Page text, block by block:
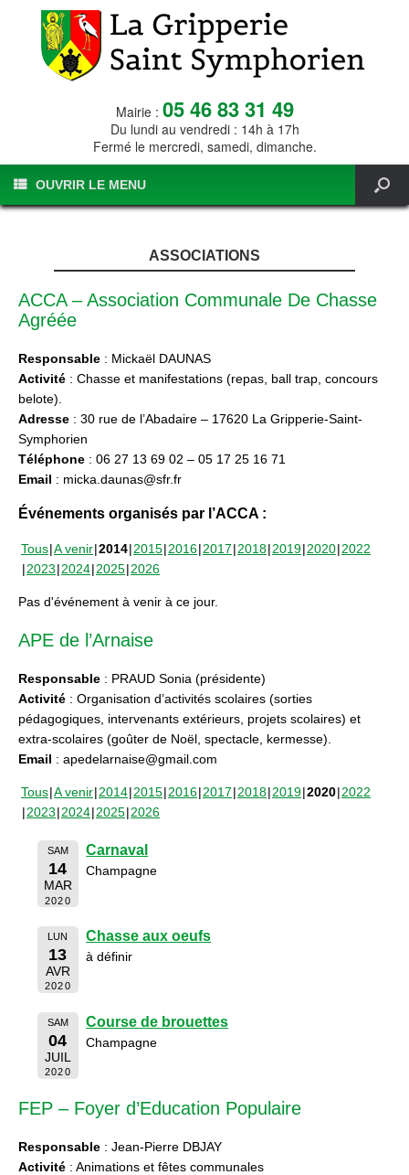
Mairie : 05 46 83 31 49
Du lundi au vendredi : 14h à 17h
Fermé le mercredi, samedi, dimanche.
OUVRIR LE MENU
ASSOCIATIONS
ACCA – Association Communale De Chasse
Agréée
Responsable : Mickaël DAUNAS
Activité : Chasse et manifestations (repas, ball trap, concours
belote).
Adresse : 30 rue de l’Abadaire – 17620 La Gripperie-Saint-
Symphorien
Téléphone : 06 27 13 69 02 – 05 17 25 16 71
Email : micka.daunas@sfr.fr
Événements organisés par l’ACCA :
Tous A venir 2014 2015 2016 2017 2018 2019 2020 2022
2023 2024 2025 2026
Pas d'événement à venir à ce jour.
APE de l’Arnaise
Responsable : PRAUD Sonia (présidente)
Activité : Organisation d’activités scolaires (sorties
pédagogiques, intervenants extérieurs, projets scolaires) et
extra-scolaires (goûter de Noël, spectacle, kermesse).
Email : apedelarnaise@gmail.com
Tous A venir 2014 2015 2016 2017 2018 2019 2020 2022
2023 2024 2025 2026
SAM
14
MAR
2020
Carnaval
Champagne
LUN
13
AVR
2020
Chasse aux oeufs
à définir
SAM
04
JUIL
2020
Course de brouettes
Champagne
FEP – Foyer d’Education Populaire
Responsable : Jean-Pierre DBJAY
Activité : Animations et fêtes communales